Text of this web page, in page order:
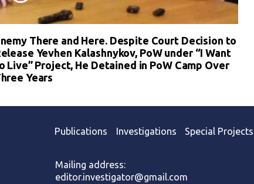
There and Here. Despite Court Decision to
Yevhen Kalashnykov, PoW under “I Want
Live” Project, He Detained in PoW Camp Over
Years
Publications Investigations Special Projects
Mailing address:
editor.investigator@gmail.com